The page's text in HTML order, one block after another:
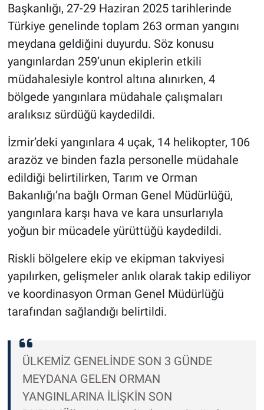
Başkanlığı, 27-29 Haziran 2025 tarihlerinde
Türkiye genelinde toplam 263 orman yangını
meydana geldiğini duyurdu. Söz konusu
yangınlardan 259’unun ekiplerin etkili
müdahalesiyle kontrol altına alınırken, 4
bölgede yangınlara müdahale çalışmaları
aralıksız sürdüğü kaydedildi.
İzmir’deki yangınlara 4 uçak, 14 helikopter, 106
arazöz ve binden fazla personelle müdahale
edildiği belirtilirken, Tarım ve Orman
Bakanlığı’na bağlı Orman Genel Müdürlüğü,
yangınlara karşı hava ve kara unsurlarıyla
yoğun bir mücadele yürüttüğü kaydedildi.
Riskli bölgelere ekip ve ekipman takviyesi
yapılırken, gelişmeler anlık olarak takip ediliyor
ve koordinasyon Orman Genel Müdürlüğü
tarafından sağlandığı belirtildi.
ÜLKEMİZ GENELİNDE SON 3 GÜNDE
MEYDANA GELEN ORMAN
YANGINLARINA İLİŞKİN SON